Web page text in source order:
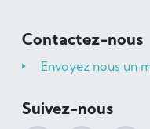
Contactez-nous
Envoyez nous un
Suivez-nous